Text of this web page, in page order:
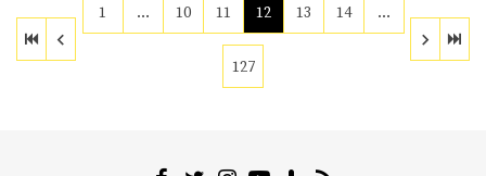
1 … 10 11 12 13 14 …
127